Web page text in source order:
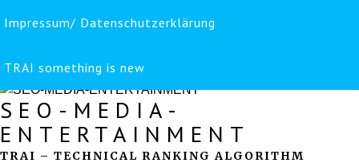
Skip
content
Impressum/ Datenschutzerklärung
TRAI something is new
SEO-MEDIA-
ENTERTAINMENT
TRAI – TECHNICAL RANKING ALGORITHM